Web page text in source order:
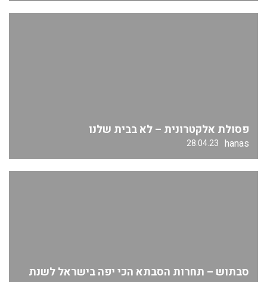
פסולת אלקטרונית – לא בבית שלנו
hanas
28.04.23
סבתוש – תחרות הסבתא הכי יפה בישראל לשנת